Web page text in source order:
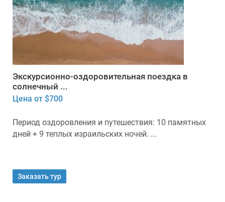
Экскурсионно-оздоровительная поездка в
солнечный ...
Цена от $700
Период оздоровления и путешествия: 10 памятных
дней + 9 теплых израильских ночей. ...
Заказать тур